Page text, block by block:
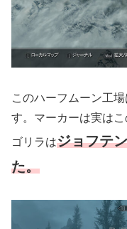
このハーフムーン工
す。マーカーは実は
ゴリラはジョフテ
た。